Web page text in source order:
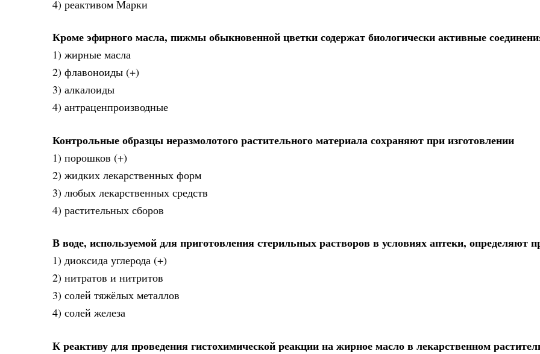
4) реактивом Марки
Кроме эфирного масла, пижмы обыкновенной цветки содержат биологически активные
1) жирные масла
2) флавоноиды (+)
3) алкалоиды
4) антраценпроизводные
Контрольные образцы неразмолотого растительного материала сохраняют при изготовлении
1) порошков (+)
2) жидких лекарственных форм
3) любых лекарственных средств
4) растительных сборов
В воде, используемой для приготовления стерильных растворов в условиях аптеки, определяют
1) диоксида углерода (+)
2) нитратов и нитритов
3) солей тяжёлых металлов
4) солей железа
К реактиву для проведения гистохимической реакции на жирное масло в лекарственном